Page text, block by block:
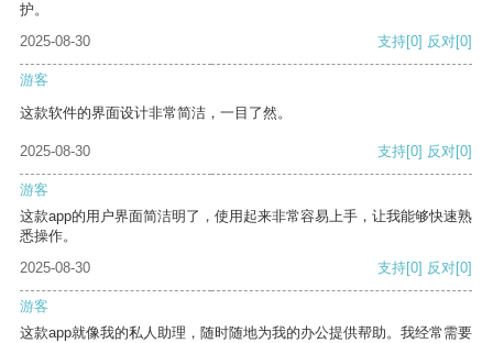
护。
2025-08-30
支持[0] 反对[0]
游客
这款软件的界面设计非常简洁，一目了然。
2025-08-30 支持[0] 反对[0]
游客
这款app的用户界面简洁明了，使用起来非常容易上手，让我能够快速熟
悉操作。
2025-08-30
支持[0] 反对[0]
游客
这款app就像我的私人助理，随时随地为我的办公提供帮助。我经常需要